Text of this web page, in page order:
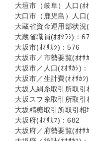
大垣市（岐阜）人口(ｵ
大口市（鹿児島）人
大蔵省資金運用部状況
大蔵省職員(ｵｵｸﾗｼ)：
大坂市(ｵｵｻｶｼ)：576
大坂市／市勢要覧(ｵｵｻ
大坂市／人口(ｵｵｻｶｼ)
大坂市／生計費(ｵｵｻｶｼ
大坂人絹糸取引所取
大坂スフ糸取引所取
大坂精糖取引所取引相
大坂府(ｵｵｻｶﾌ)：682
大坂府／府勢要覧(ｵｵｻ